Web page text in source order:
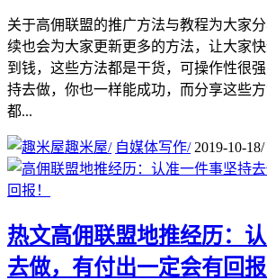
关于高佣联盟的推广方法与教程为大家
续也会为大家更新更多的方法，让大家
到钱，这些方法都是干货，可操作性很
持去做，你也一样能成功，而分享这些
都...
趣米屋/ 自媒体写作/ 2019-10-18/
热文高佣联盟地推经历：
去做，有付出一定会有回报